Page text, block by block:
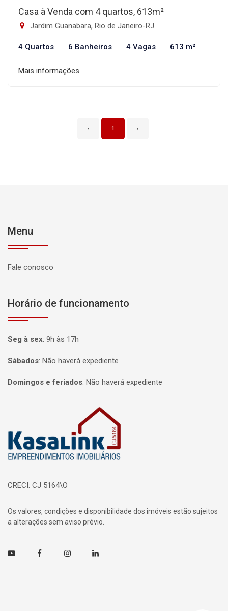
Casa à Venda com 4 quartos, 613m²
Jardim Guanabara, Rio de Janeiro-RJ
4 Quartos 6 Banheiros 4 Vagas 613 m²
Mais informações
‹ 1 ›
Menu
Fale conosco
Horário de funcionamento
Seg à sex: 9h às 17h
Sábados: Não haverá expediente
Domingos e feriados: Não haverá expediente
CRECI: CJ 5164\O
Os valores, condições e disponibilidade dos imóveis estão sujeitos
a alterações sem aviso prévio.
Youtube FacebookInstagramLinkedin